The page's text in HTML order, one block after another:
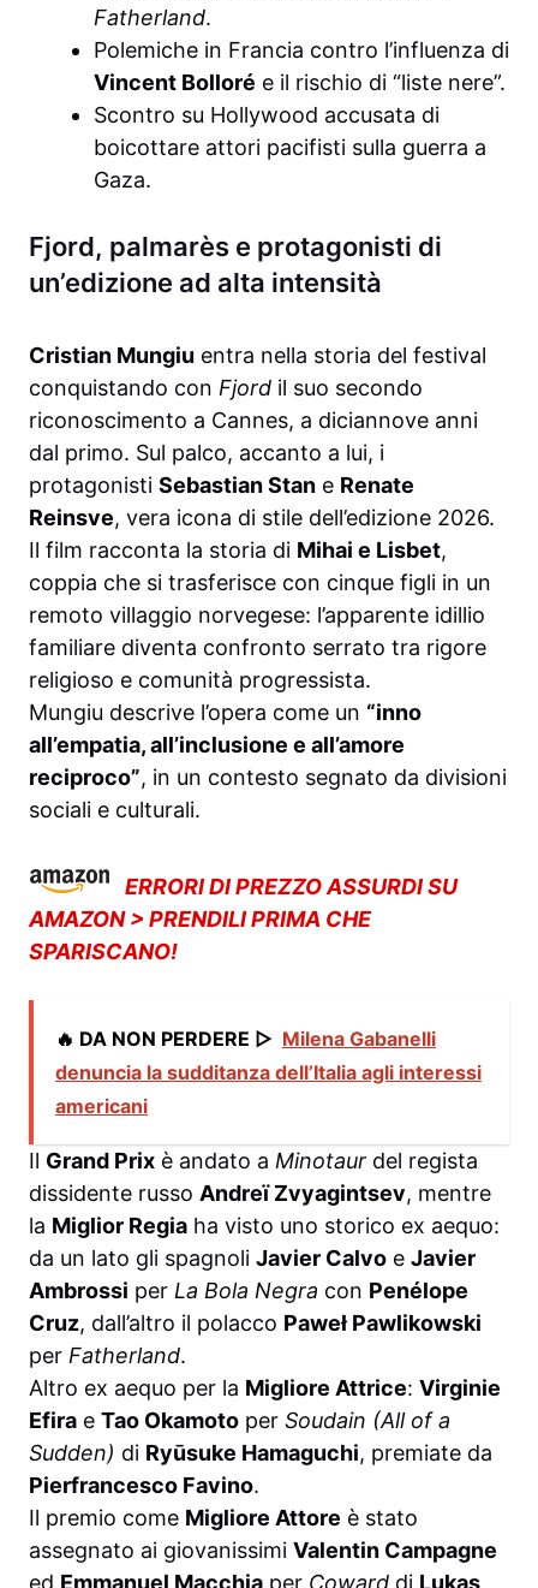
Fatherland.
Polemiche in Francia contro l’influenza di
Vincent Bolloré e il rischio di “liste nere”.
Scontro su Hollywood accusata di
boicottare attori pacifisti sulla guerra a
Gaza.
Fjord, palmarès e protagonisti di
un’edizione ad alta intensità
Cristian Mungiu entra nella storia del festival
conquistando con Fjord il suo secondo
riconoscimento a Cannes, a diciannove anni
dal primo. Sul palco, accanto a lui, i
protagonisti Sebastian Stan e Renate
Reinsve, vera icona di stile dell’edizione 2026.
Il film racconta la storia di Mihai e Lisbet,
coppia che si trasferisce con cinque figli in un
remoto villaggio norvegese: l’apparente idillio
familiare diventa confronto serrato tra rigore
religioso e comunità progressista.
Mungiu descrive l’opera come un “inno
all’empatia, all’inclusione e all’amore
reciproco”, in un contesto segnato da divisioni
sociali e culturali.
ERRORI DI PREZZO ASSURDI SU
AMAZON > PRENDILI PRIMA CHE
SPARISCANO!
🔥 DA NON PERDERE ▷ Milena Gabanelli
denuncia la sudditanza dell’Italia agli interessi
americani
Il Grand Prix è andato a Minotaur del regista
dissidente russo Andreï Zvyagintsev, mentre
la Miglior Regia ha visto uno storico ex aequo:
da un lato gli spagnoli Javier Calvo e Javier
Ambrossi per La Bola Negra con Penélope
Cruz, dall’altro il polacco Paweł Pawlikowski
per Fatherland.
Altro ex aequo per la Migliore Attrice: Virginie
Efira e Tao Okamoto per Soudain (All of a
Sudden) di Ryūsuke Hamaguchi, premiate da
Pierfrancesco Favino.
Il premio come Migliore Attore è stato
assegnato ai giovanissimi Valentin Campagne